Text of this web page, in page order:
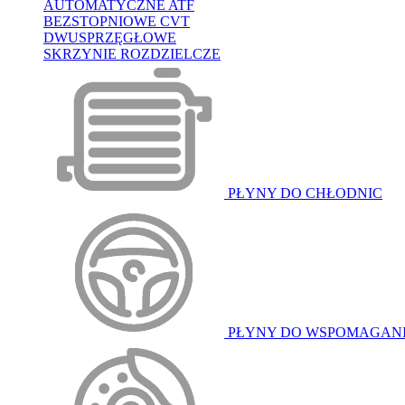
AUTOMATYCZNE ATF
BEZSTOPNIOWE CVT
DWUSPRZĘGŁOWE
SKRZYNIE ROZDZIELCZE
PŁYNY DO CHŁODNIC
PŁYNY DO